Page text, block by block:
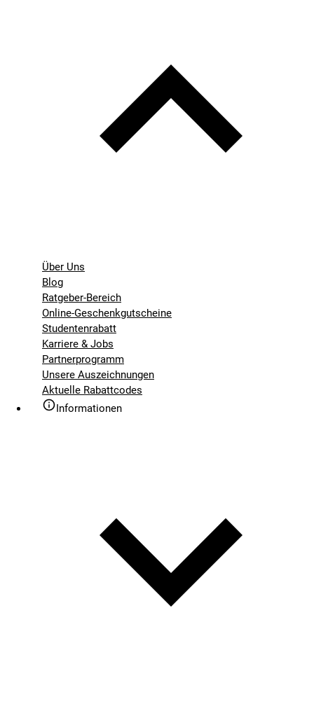
Über Uns
Blog
Ratgeber-Bereich
Online-Geschenkgutscheine
Studentenrabatt
Karriere & Jobs
Partnerprogramm
Unsere Auszeichnungen
Aktuelle Rabattcodes
Informationen